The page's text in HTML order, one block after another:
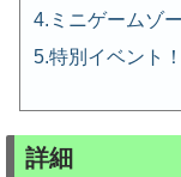
ミニゲームゾ
特別イベント！
詳細